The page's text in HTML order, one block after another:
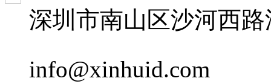
深圳市南山区沙河西
info@xinhuid.com